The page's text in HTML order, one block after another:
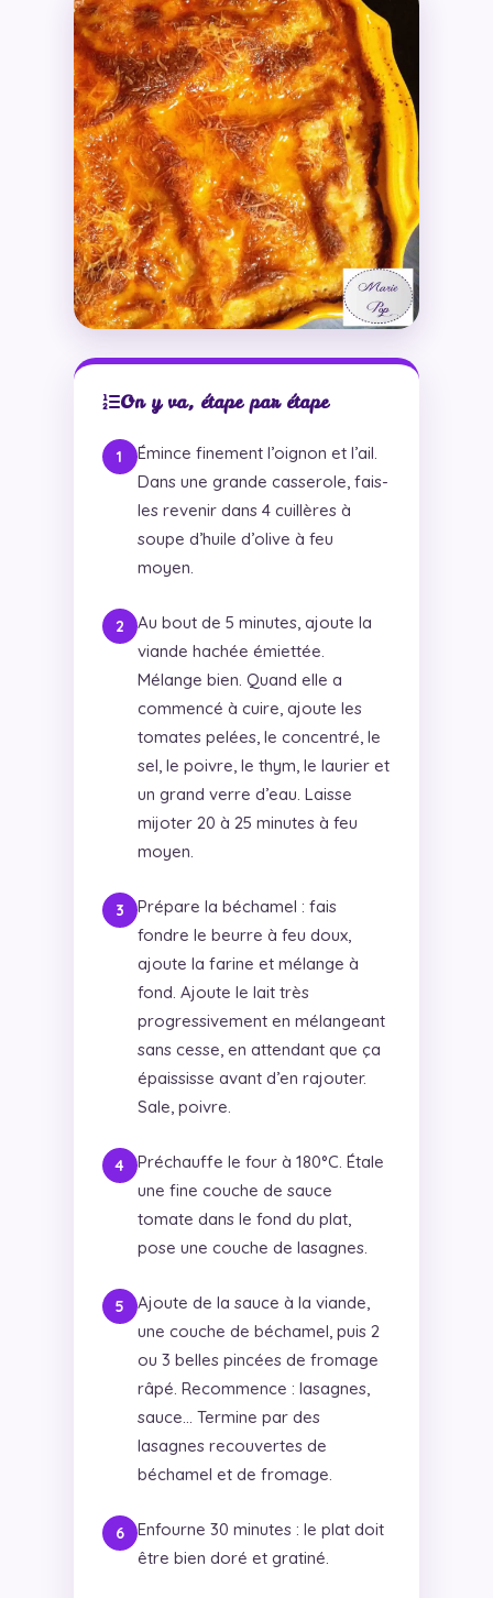
On y va, étape par étape
Émince finement l’oignon et l’ail.
Dans une grande casserole, fais-
les revenir dans 4 cuillères à
soupe d’huile d’olive à feu
moyen.
Au bout de 5 minutes, ajoute la
viande hachée émiettée.
Mélange bien. Quand elle a
commencé à cuire, ajoute les
tomates pelées, le concentré, le
sel, le poivre, le thym, le laurier et
un grand verre d’eau. Laisse
mijoter 20 à 25 minutes à feu
moyen.
Prépare la béchamel : fais
fondre le beurre à feu doux,
ajoute la farine et mélange à
fond. Ajoute le lait très
progressivement en mélangeant
sans cesse, en attendant que ça
épaississe avant d’en rajouter.
Sale, poivre.
Préchauffe le four à 180°C. Étale
une fine couche de sauce
tomate dans le fond du plat,
pose une couche de lasagnes.
Ajoute de la sauce à la viande,
une couche de béchamel, puis 2
ou 3 belles pincées de fromage
râpé. Recommence : lasagnes,
sauce… Termine par des
lasagnes recouvertes de
béchamel et de fromage.
Enfourne 30 minutes : le plat doit
être bien doré et gratiné.